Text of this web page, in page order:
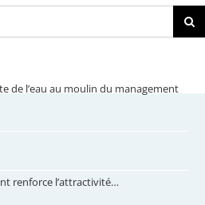
de l’eau au moulin du management
renforce l’attractivité…